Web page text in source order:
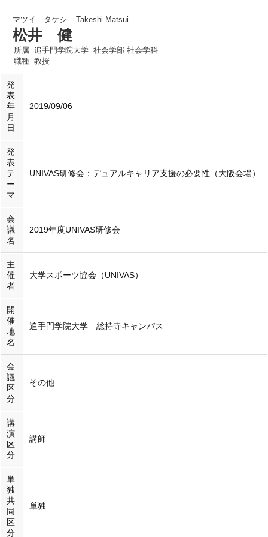
マツイ タケシ Takeshi Matsui
松井 健
所属 追手門学院大学 社会学部 社会学科
職種 教授
発
表
年
月
日
2019/09/06
発
表
テ
ー
マ
UNIVAS研修会：デュアルキャリア支援の必要性（大阪会場）
会
議
名
2019年度UNIVAS研修会
主
催
者
大学スポーツ協会（UNIVAS）
開
催
地
名
追手門学院大学 総持寺キャンパス
会
議
区
分
その他
講
演
区
分
講師
単
独
共
同
区
分
単独